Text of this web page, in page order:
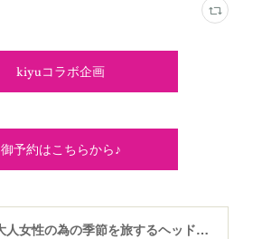
kiyuコラボ企画
御予約はこちらから♪
大人女性の為の季節を旅するヘッドスパ